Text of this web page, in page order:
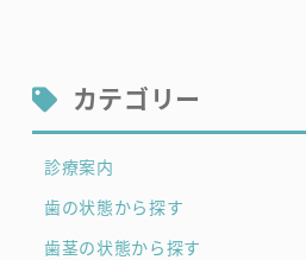
カテゴリー
診療案内
歯の状態から探す
歯茎の状態から探す